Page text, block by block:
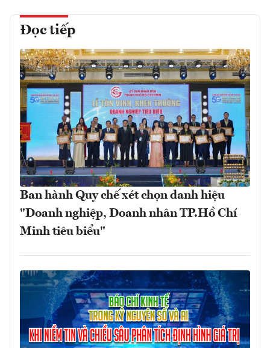
Đọc tiếp
Ban hành Quy chế xét chọn danh hiệu
"Doanh nghiệp, Doanh nhân TP.Hồ Chí
Minh tiêu biểu"